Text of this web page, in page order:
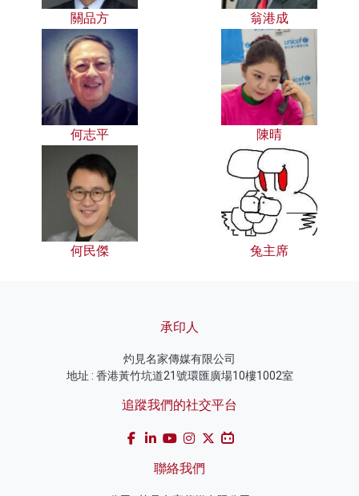
關品方 翁港成
何志平 陳晴
何民傑 兔主席
承印人
灼見名家傳媒有限公司
地址 : 香港黃竹坑道21號環匯廣場10樓1002室
追蹤我們的社交平台
聯絡我們